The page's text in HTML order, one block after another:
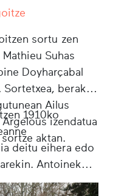
sortu zen
Suhas
Doyharçabal
Sortetxea, berak
Ailus
izendatua
aktan.
1910ko
deitu eihera edo
Antoinek